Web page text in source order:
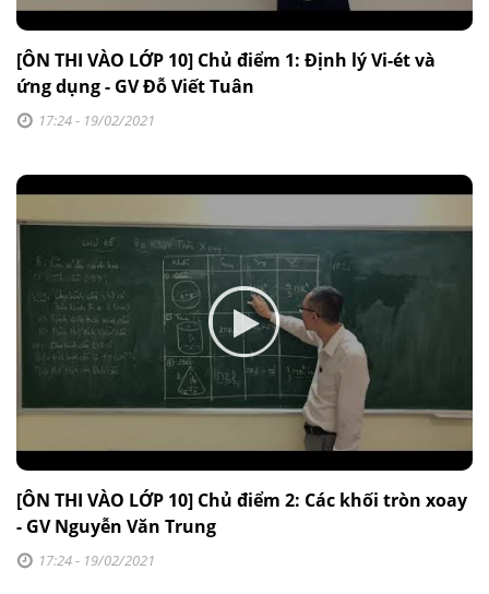
[ÔN THI VÀO LỚP 10] Chủ điểm 1: Định lý Vi-ét và
ứng dụng - GV Đỗ Viết Tuân
17:24 - 19/02/2021
[ÔN THI VÀO LỚP 10] Chủ điểm 2: Các khối tròn xoay
- GV Nguyễn Văn Trung
17:24 - 19/02/2021